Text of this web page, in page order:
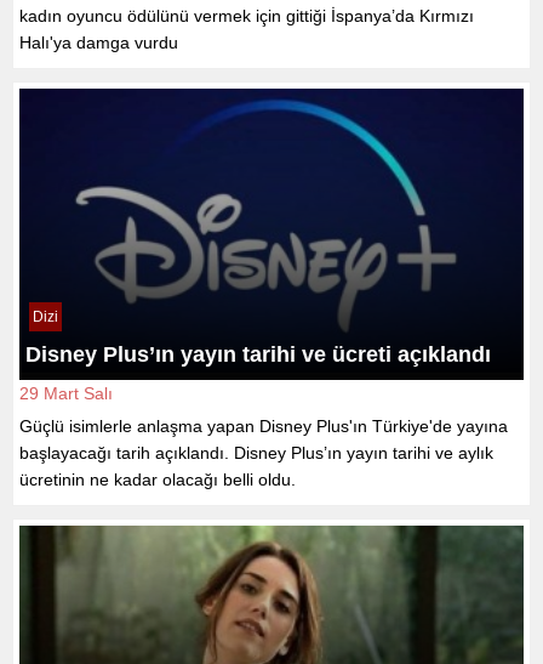
kadın oyuncu ödülünü vermek için gittiği İspanya’da Kırmızı
Halı'ya damga vurdu
Dizi
Disney Plus’ın yayın tarihi ve ücreti açıklandı
29 Mart Salı
Güçlü isimlerle anlaşma yapan Disney Plus'ın Türkiye'de yayına
başlayacağı tarih açıklandı. Disney Plus’ın yayın tarihi ve aylık
ücretinin ne kadar olacağı belli oldu.